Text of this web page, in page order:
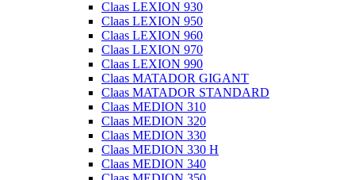
Claas LEXION 930
Claas LEXION 950
Claas LEXION 960
Claas LEXION 970
Claas LEXION 990
Claas MATADOR GIGANT
Claas MATADOR STANDARD
Claas MEDION 310
Claas MEDION 320
Claas MEDION 330
Claas MEDION 330 H
Claas MEDION 340